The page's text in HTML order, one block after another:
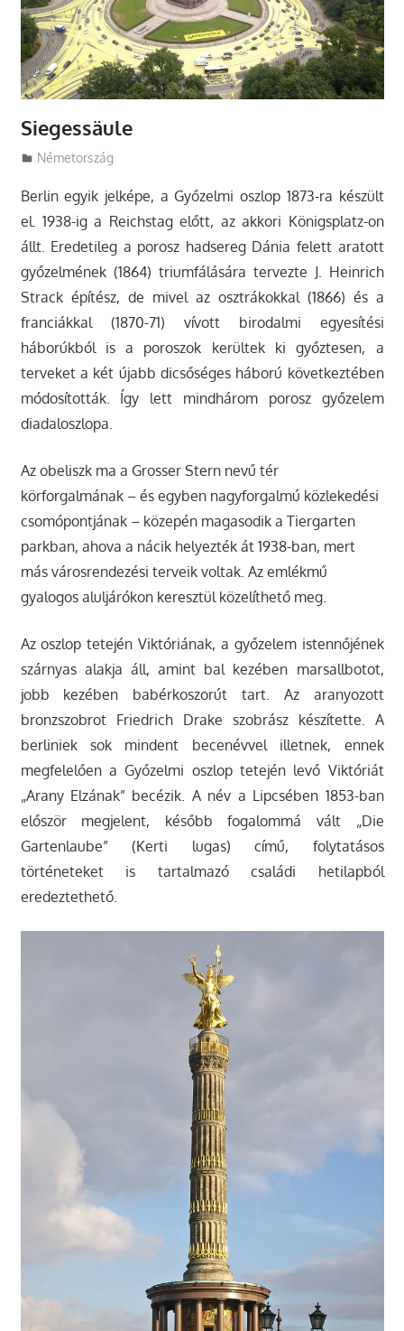
Siegessäule
Utazasok.org
Németország
Berlin egyik jelképe, a Győzelmi oszlop 1873-ra készült
el. 1938-ig a Reichstag előtt, az akkori Königsplatz-on
állt. Eredetileg a porosz hadsereg Dánia felett aratott
győzelmének (1864) triumfálására tervezte J. Heinrich
Strack építész, de mivel az osztrákokkal (1866) és a
franciákkal (1870-71) vívott birodalmi egyesítési
háborúkból is a poroszok kerültek ki győztesen, a
terveket a két újabb dicsőséges háború következtében
módosították. Így lett mindhárom porosz győzelem
diadaloszlopa.
Az obeliszk ma a Grosser Stern nevű tér
körforgalmának – és egyben nagyforgalmú közlekedési
csomópontjának – közepén magasodik a Tiergarten
parkban, ahova a nácik helyezték át 1938-ban, mert
más városrendezési terveik voltak. Az emlékmű
gyalogos aluljárókon keresztül közelíthető meg.
Az oszlop tetején Viktóriának, a győzelem istennőjének
szárnyas alakja áll, amint bal kezében marsallbotot,
jobb kezében babérkoszorút tart. Az aranyozott
bronzszobrot Friedrich Drake szobrász készítette. A
berliniek sok mindent becenévvel illetnek, ennek
megfelelően a Győzelmi oszlop tetején levő Viktóriát
„Arany Elzának” becézik. A név a Lipcsében 1853-ban
először megjelent, később fogalommá vált „Die
Gartenlaube” (Kerti lugas) című, folytatásos
történeteket is tartalmazó családi hetilapból
eredeztethető.